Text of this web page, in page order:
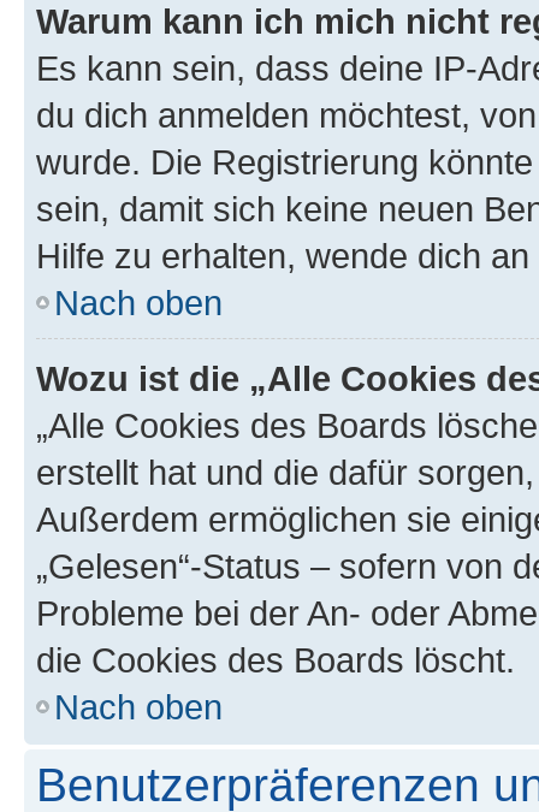
Warum kann ich mich nicht
Es kann sein, dass deine IP-
du dich anmelden möchtest,
wurde. Die Registrierung
sein, damit sich keine neuen
Hilfe zu erhalten, wende dich
Nach oben
Wozu ist die „Alle Cookies
„Alle Cookies des Boards
erstellt hat und die dafür
Außerdem ermöglichen sie
„Gelesen“-Status – sofern von
Probleme bei der An- oder
die Cookies des Boards löscht.
Nach oben
Benutzerpräferenzen